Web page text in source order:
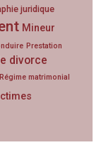
juridique
Mineur
Prestation
divorce
Régime matrimonial